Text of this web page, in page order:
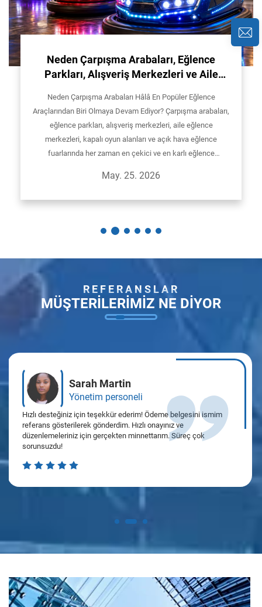
Neden Çarpışma Arabaları, Eğlence
Parkları, Alışveriş Merkezleri ve Aile
Seçimdir?
Neden Çarpışma Arabaları Hâlâ En Popüler Eğlence
Araçlarından Biri Olmaya Devam Ediyor? Çarpışma arabaları,
eğlence parkları, alışveriş merkezleri, aile eğlence
merkezleri, kapalı oyun alanları ve açık hava eğlence
fuarlarında her zaman en çekici ve en karlı eğlence
May. 25. 2026
REFERANSLAR
MÜŞTERILERIMIZ NE DIYOR
Sarah Martin
Yönetim personeli
Hızlı desteğiniz için teşekkür ederim! Ödeme belgesini ismim
referans gösterilerek gönderdim. Hızlı onayınız ve
düzenlemeleriniz için gerçekten minnettarım. Süreç çok
sorunsuzdu!